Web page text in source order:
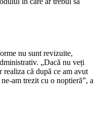
nu sunt revizuite,
„Dacă nu veți
că după ce am avut
am trezit cu o noptieră”, a